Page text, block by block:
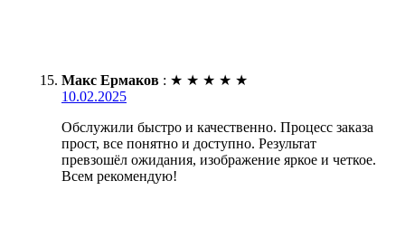
Макс Ермаков : ★ ★ ★ ★ ★
10.02.2025
Обслужили быстро и качественно. Процесс заказа
прост, все понятно и доступно. Результат
превзошёл ожидания, изображение яркое и четкое.
Всем рекомендую!